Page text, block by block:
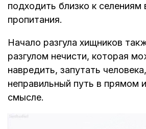
подходить близко к селениям
пропитания.
Начало разгула хищников
разгулом нечисти, которая
навредить, запутать
неправильный путь в прямом
смысле.